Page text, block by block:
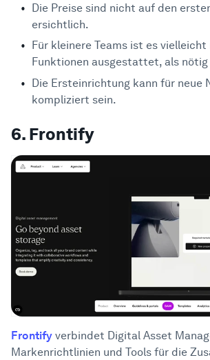
Die Preise sind nicht auf den
ersichtlich.
Für kleinere Teams ist es
Funktionen ausgestattet, als nötig
Die Ersteinrichtung kann für neue
kompliziert sein.
6. Frontify
Frontify verbindet Digital Asset
Markenrichtlinien und Tools für die